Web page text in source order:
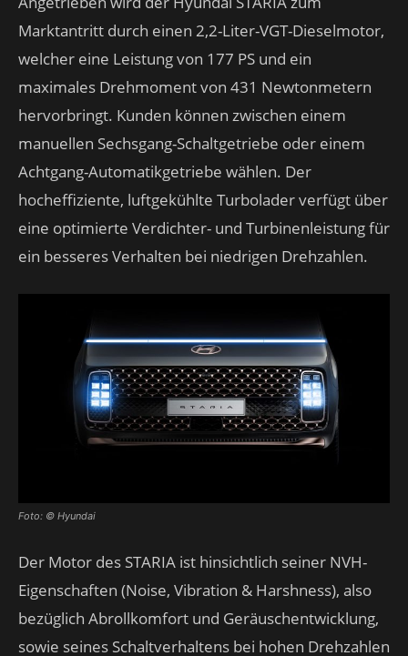
Marktantritt durch einen 2,2-Liter-VGT-Dieselmotor,
welcher eine Leistung von 177 PS und ein
maximales Drehmoment von 431 Newtonmetern
hervorbringt. Kunden können zwischen einem
manuellen Sechsgang-Schaltgetriebe oder einem
Achtgang-Automatikgetriebe wählen. Der
hocheffiziente, luftgekühlte Turbolader verfügt über
eine optimierte Verdichter- und Turbinenleistung für
ein besseres Verhalten bei niedrigen Drehzahlen.
Foto: © Hyundai
Der Motor des STARIA ist hinsichtlich seiner NVH-
Eigenschaften (Noise, Vibration & Harshness), also
bezüglich Abrollkomfort und Geräuschentwicklung,
sowie seines Schaltverhaltens bei hohen Drehzahlen